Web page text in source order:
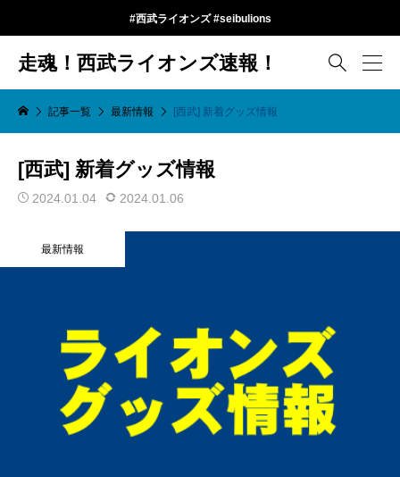
#西武ライオンズ #seibulions
走魂！西武ライオンズ速報！ 
記事一覧 最新情報 [西武] 新着グッズ情報
[西武] 新着グッズ情報
2024.01.04 2024.01.06
最新情報